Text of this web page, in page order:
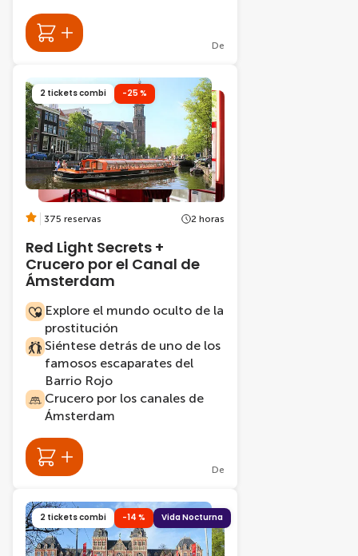
De
2 tickets combi -25 %
375 reservas 2 horas
Red Light Secrets +
Crucero por el Canal de
Ámsterdam
Explore el mundo oculto de la
prostitución
Siéntese detrás de uno de los
famosos escaparates del
Barrio Rojo
Crucero por los canales de
Ámsterdam
De
2 tickets combi -14 % Vida Nocturna